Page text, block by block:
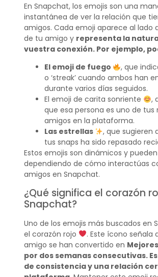
En Snapchat, los emojis son una
instantánea de ver la relación que
amigos. Cada emoji aparece al lado
de tu amigo y representa la
vuestra conexión. Por ejemplo,
El emoji de fuego
, que
o ‘streak’ cuando ambos han
durante varios días seguidos.
El emoji de carita sonriente
,
que esa persona es uno de tus
amigos en la plataforma.
Las estrellas
, que sugieren
tus snaps ha sido repasado
Estos emojis son dinámicos y
dependiendo de cómo interactúas
amigos en Snapchat.
¿Qué significa el corazón
Snapchat?
Uno de los emojis más buscados en
el corazón rojo
. Este ícono señala
amigo se han convertido en
por dos semanas consecutivas.
de consistencia y una relación